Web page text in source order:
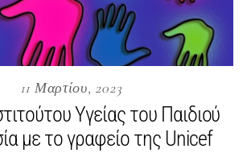
11 Μαρτίου, 2023
Υγείας του Παιδιού
με το γραφείο της Unicef